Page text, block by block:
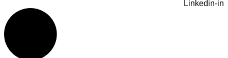
Linkedin-in